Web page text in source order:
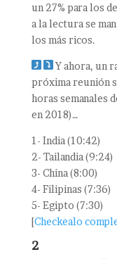
un 27% para los
a la lectura se
los más ricos.
Y ahora, un
próxima reunión
horas semanales
en 2018)…
1- India (10:42)
2- Tailandia (9:24)
3- China (8:00)
4- Filipinas (7:36)
5- Egipto (7:30)
[Checkealo
2